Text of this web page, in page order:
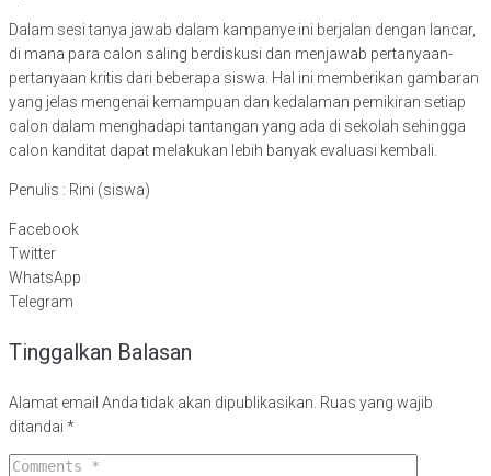
Dalam sesi tanya jawab dalam kampanye ini berjalan dengan lancar,
di mana para calon saling berdiskusi dan menjawab pertanyaan-
pertanyaan kritis dari beberapa siswa. Hal ini memberikan gambaran
yang jelas mengenai kemampuan dan kedalaman pemikiran setiap
calon dalam menghadapi tantangan yang ada di sekolah sehingga
calon kanditat dapat melakukan lebih banyak evaluasi kembali.
Penulis : Rini (siswa)
Facebook
Twitter
WhatsApp
Telegram
Tinggalkan Balasan
Alamat email Anda tidak akan dipublikasikan. Ruas yang wajib
ditandai *